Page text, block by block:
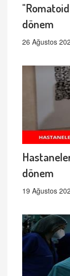
dönem
26 Ağustos
dönem
19 Ağustos